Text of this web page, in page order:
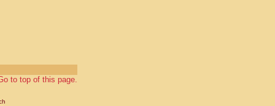
to top of this page.